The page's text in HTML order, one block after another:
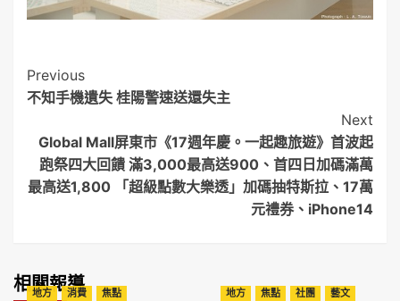
Post
Navigation
Previous
不知手機遺失 桂陽警速送還失主
Next
Global Mall屏東市《17週年慶。一起趣旅遊》首波起
跑祭四大回饋 滿3,000最高送900、首四日加碼滿萬
最高送1,800 「超級點數大樂透」加碼抽特斯拉、17萬
元禮券、iPhone14
相關報導
地方 消費 焦點 地方 焦點 社團 藝文